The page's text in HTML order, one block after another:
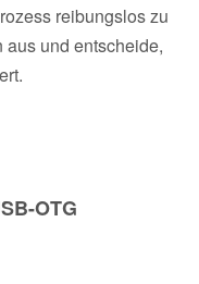
reibungslos zu
und entscheide,
OTG